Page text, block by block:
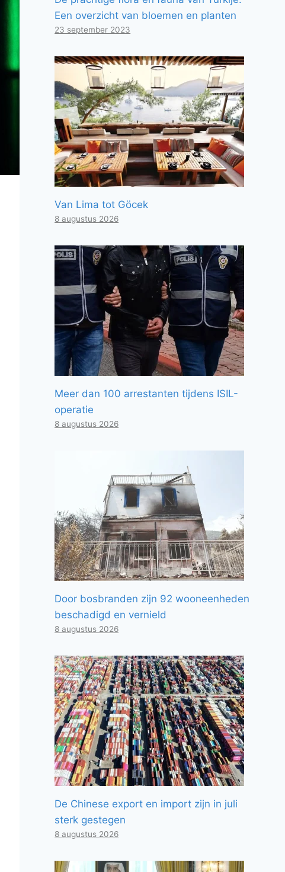
Een overzicht van bloemen en planten
23 september 2023
Van Lima tot Göcek
8 augustus 2026
Meer dan 100 arrestanten tijdens ISIL-
operatie
8 augustus 2026
Door bosbranden zijn 92 wooneenheden
beschadigd en vernield
8 augustus 2026
De Chinese export en import zijn in juli
sterk gestegen
8 augustus 2026